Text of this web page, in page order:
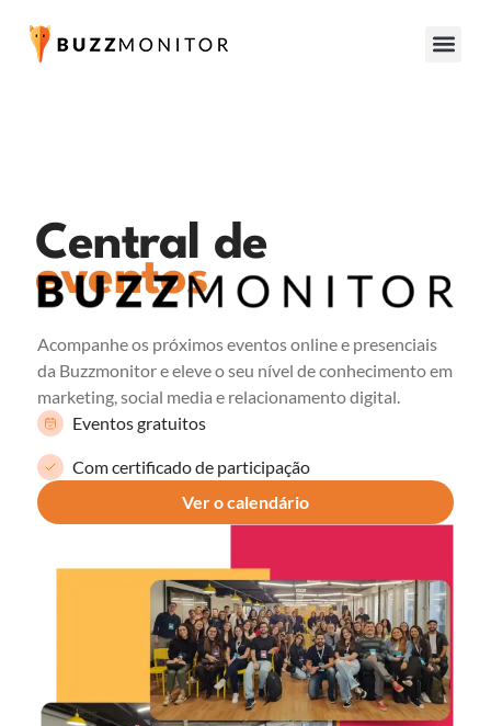
Central de
eventos
Acompanhe os próximos eventos online e presenciais
da Buzzmonitor e eleve o seu nível de conhecimento em
marketing, social media e relacionamento digital.
Eventos gratuitos
Com certificado de participação
Ver o calendário